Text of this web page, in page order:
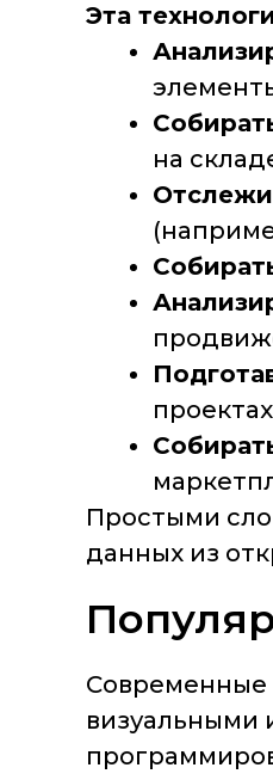
Эта
на
Простыми
данных из
Современные
визуальными